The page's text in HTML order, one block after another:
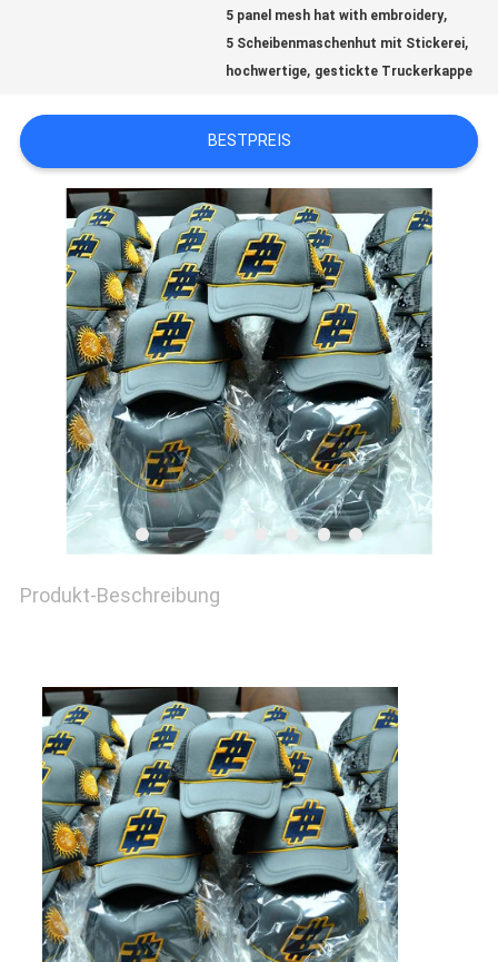
FÄLLE
SITEMAP
PRIVACY
POLICY
5 panel mesh hat with embroidery,
5 Scheibenmaschenhut mit Stickerei,
hochwertige, gestickte Truckerkappe
BESTPREIS
Produkt-Beschreibung